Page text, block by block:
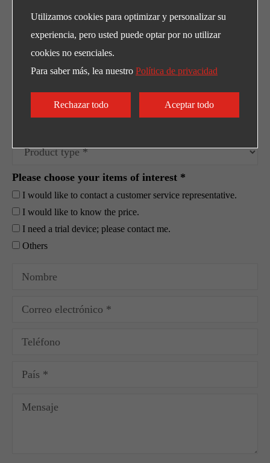
Dirección
NO.220 Weishiwu Rd. Economic Development
Zone, Yueqing Zhejiang, 325600, China.
Please choose your items of interest *
I would like to contact a customer service representative.
I would like to know the price.
I need a trial device; please contact me.
Others
Utilizamos cookies para optimizar y personalizar su
experiencia, pero usted puede optar por no utilizar
cookies no esenciales.
Para saber más, lea nuestro Política de privacidad
Rechazar todo Aceptar todo